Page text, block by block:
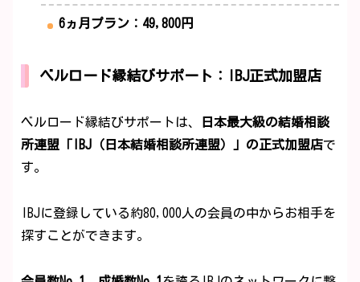
6ヵ月プラン：49,800円
ベルロード縁結びサポート：IBJ正式加盟店
ベルロード縁結びサポートは、
日本最大級の結婚相談
所連盟「IBJ（日本結婚相談所連盟）」の正式加盟店で
す。
IBJに登録している約80,000人の会員の中からお相手を
探すことができます。